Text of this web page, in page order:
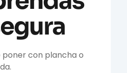
con plancha o